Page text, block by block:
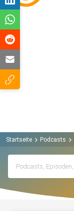
Startseite Podcasts